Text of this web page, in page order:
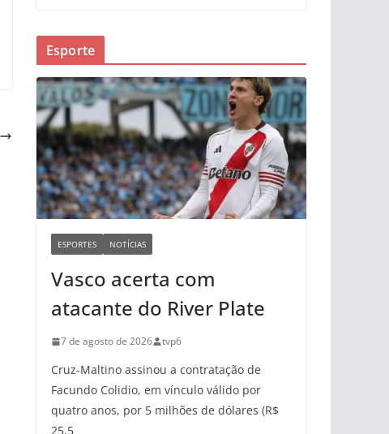
Esporte
ESPORTES NOTÍCIAS
Vasco acerta com
atacante do River Plate
7 de agosto de 2026 tvp6
Cruz-Maltino assinou a contratação de
Facundo Colidio, em vínculo válido por
quatro anos, por 5 milhões de dólares (R$
25,5